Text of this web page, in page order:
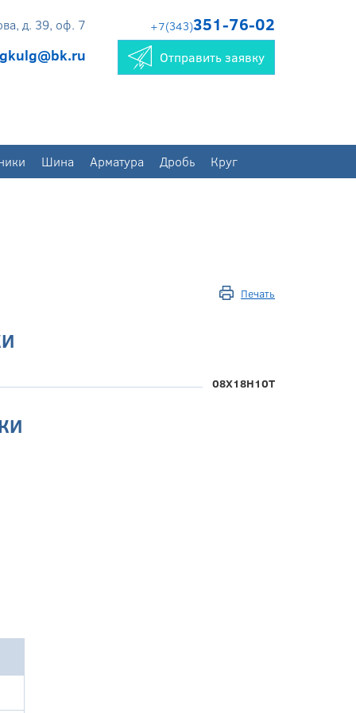
д. 39, оф. 7
gkulg@bk.ru
+7(343)351-76-02
Отправить заявку
Шина Арматура Дробь Круг
Печать
08Х18Н10Т